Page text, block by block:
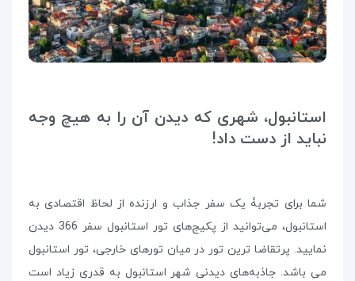
استانبول، شهری که دیدن آن را به هیچ وجه
نباید از دست داد!
شما برای تجربۀ یک سفر جذاب و ارزنده از لحاظ اقتصادی به
استانبول، می‌توانید از پکیج‌های تور استانبول سفر 366 دیدن
نمایید. پرتقاضا ترین تور در میان تورهای خارجی، تور استانبول
می باشد. جاذبه‌های دیدنی شهر استانبول به قدری زیاد است